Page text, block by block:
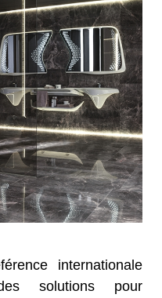
internationale
solutions pour